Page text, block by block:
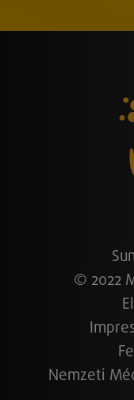
© 2022
Nemzeti